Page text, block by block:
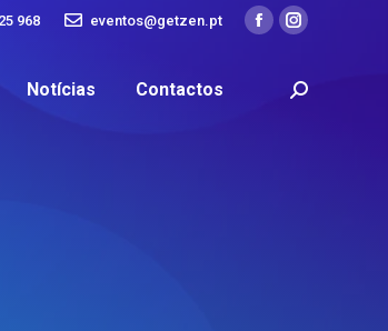
968 eventos@getzen.pt
Notícias Contactos